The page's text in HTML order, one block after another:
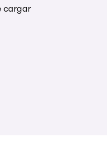
cargar